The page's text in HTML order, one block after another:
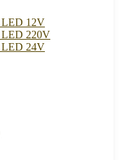
LED 12V
LED 220V
LED 24V